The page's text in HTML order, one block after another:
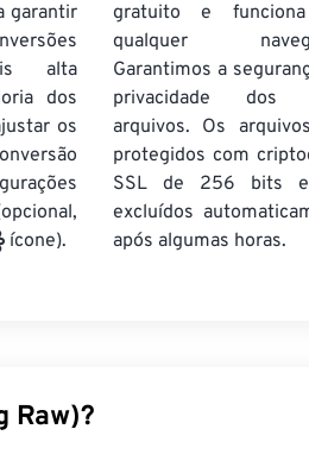
garantir
alta
dos
os
ícone).
gratuito e
qualquer
Garantimos a
privacidade dos
arquivos. Os
protegidos com
SSL de 256 bits
excluídos
após algumas horas.
Raw)?